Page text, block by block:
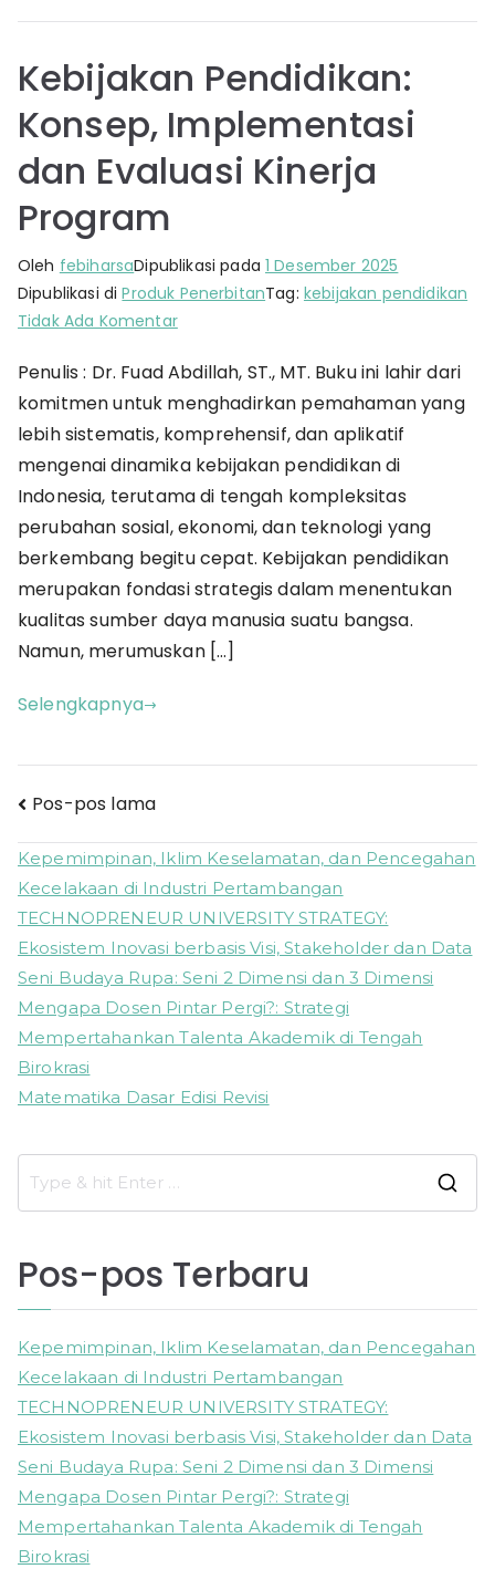
Kebijakan Pendidikan:
Konsep, Implementasi
dan Evaluasi Kinerja
Program
Oleh febiharsaDipublikasi pada 1 Desember 2025
Dipublikasi diProduk PenerbitanTag: kebijakan pendidikan
Tidak Ada Komentarpada
Pendidikan:
Konsep,
Implementasi
dan
Evaluasi
Penulis : Dr. Fuad Abdillah, ST., MT. Buku ini lahir dari
komitmen untuk menghadirkan pemahaman yang
lebih sistematis, komprehensif, dan aplikatif
mengenai dinamika kebijakan pendidikan di
Indonesia, terutama di tengah kompleksitas
perubahan sosial, ekonomi, dan teknologi yang
berkembang begitu cepat. Kebijakan pendidikan
merupakan fondasi strategis dalam menentukan
kualitas sumber daya manusia suatu bangsa.
Namun, merumuskan […]
Selengkapnya
Navigasi
pos
Pos-pos lama
Kepemimpinan, Iklim Keselamatan, dan Pencegahan
Kecelakaan di Industri Pertambangan
TECHNOPRENEUR UNIVERSITY STRATEGY:
Ekosistem Inovasi berbasis Visi, Stakeholder dan Data
Seni Budaya Rupa: Seni 2 Dimensi dan 3 Dimensi
Mengapa Dosen Pintar Pergi?: Strategi
Mempertahankan Talenta Akademik di Tengah
Birokrasi
Matematika Dasar Edisi Revisi
c
Pos-pos Terbaru
Kepemimpinan, Iklim Keselamatan, dan Pencegahan
Kecelakaan di Industri Pertambangan
TECHNOPRENEUR UNIVERSITY STRATEGY:
Ekosistem Inovasi berbasis Visi, Stakeholder dan Data
Seni Budaya Rupa: Seni 2 Dimensi dan 3 Dimensi
Mengapa Dosen Pintar Pergi?: Strategi
Mempertahankan Talenta Akademik di Tengah
Birokrasi